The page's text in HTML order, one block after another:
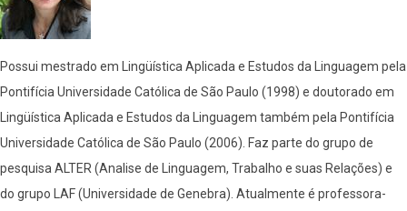
Possui mestrado em Lingüística Aplicada e Estudos da Linguagem pela
Pontifícia Universidade Católica de São Paulo (1998) e doutorado em
Lingüística Aplicada e Estudos da Linguagem também pela Pontifícia
Universidade Católica de São Paulo (2006). Faz parte do grupo de
pesquisa ALTER (Analise de Linguagem, Trabalho e suas Relações) e
do grupo LAF (Universidade de Genebra). Atualmente é professora-